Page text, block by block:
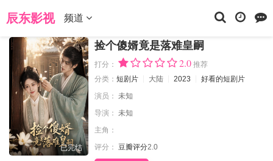
辰东影视 频道
当前位置： 辰东影视 捡个傻婿竟是落难皇嗣
已完结
捡个傻婿竟是落难皇嗣
打分： 2.0 推荐
分类： 短剧片 大陆 2023
好看的短剧片
演员： 未知
导演： 未知
主角：
评分： 豆瓣评分2.0